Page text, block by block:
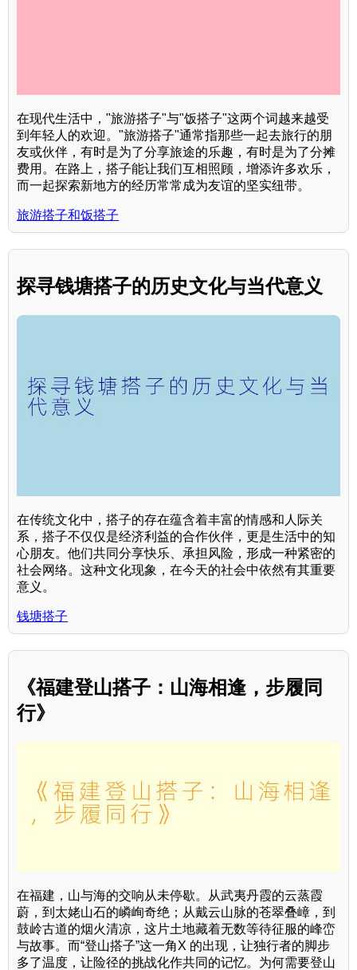
在现代生活中，"旅游搭子"与"饭搭子"这两个词越来越受
到年轻人的欢迎。"旅游搭子"通常指那些一起去旅行的朋
友或伙伴，有时是为了分享旅途的乐趣，有时是为了分摊
费用。在路上，搭子能让我们互相照顾，增添许多欢乐，
而一起探索新地方的经历常常成为友谊的坚实纽带。
旅游搭子和饭搭子
探寻钱塘搭子的历史文化与当代意义
在传统文化中，搭子的存在蕴含着丰富的情感和人际关
系，搭子不仅仅是经济利益的合作伙伴，更是生活中的知
心朋友。他们共同分享快乐、承担风险，形成一种紧密的
社会网络。这种文化现象，在今天的社会中依然有其重要
意义。
钱塘搭子
《福建登山搭子：山海相逢，步履同
行》
在福建，山与海的交响从未停歇。从武夷丹霞的云蒸霞
蔚，到太姥山石的嶙峋奇绝；从戴云山脉的苍翠叠嶂，到
鼓岭古道的烟火清凉，这片土地藏着无数等待征服的峰峦
与故事。而“登山搭子”这一角X 的出现，让独行者的脚步
多了温度，让险径的挑战化作共同的记忆。为何需要登山